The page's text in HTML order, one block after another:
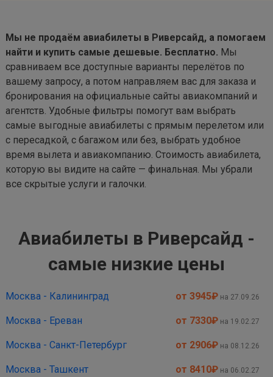
Мы не продаём авиабилеты в Риверсайд, а помогаем
найти и купить самые дешевые. Бесплатно. Мы
сравниваем все доступные варианты перелётов по
вашему запросу, а потом направляем вас для заказа и
бронирования на официальные сайты авиакомпаний и
агентств. Удобные фильтры помогут вам выбрать
самые выгодные авиабилеты с прямым перелетом или
с пересадкой, с багажом или без, выбрать удобное
время вылета и авиакомпанию. Стоимость авиабилета,
которую вы видите на сайте — финальная. Мы убрали
все скрытые услуги и галочки.
Авиабилеты в Риверсайд -
самые низкие цены
Москва - Калининград от 3945₽ на 27.09.26
Москва - Ереван от 7330₽ на 19.02.27
Москва - Санкт-Петербург от 2906₽ на 08.12.26
Москва - Ташкент от 8410₽ на 06.02.27